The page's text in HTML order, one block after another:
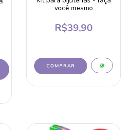
você mesmo
R$39,90